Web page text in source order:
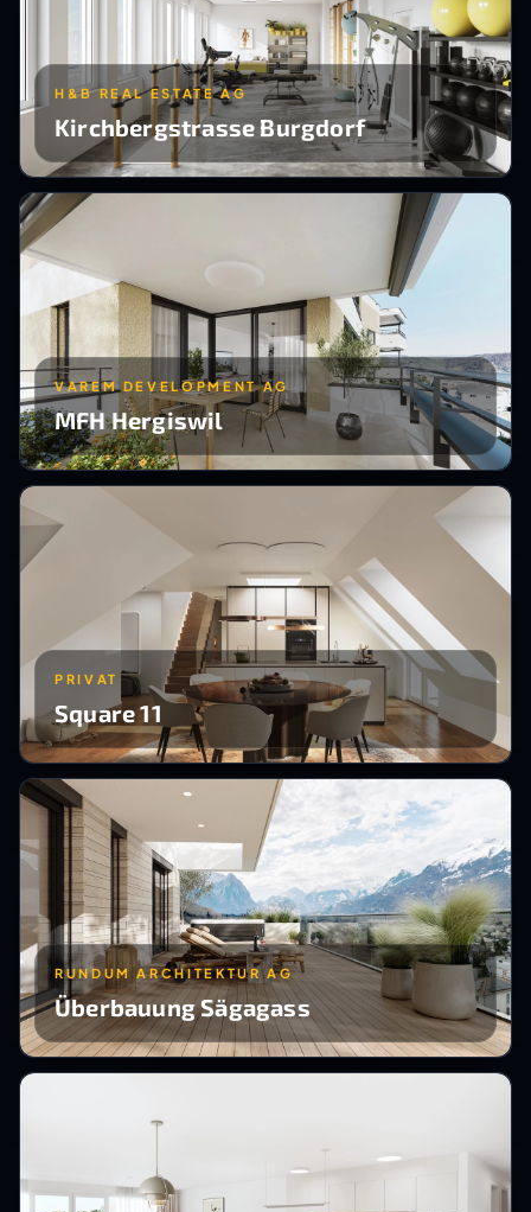
H&B REAL ESTATE AG
Kirchbergstrasse Burgdorf
VAREM DEVELOPMENT AG
MFH Hergiswil
PRIVAT
Square 11
RUNDUM ARCHITEKTUR AG
Überbauung Sägagass